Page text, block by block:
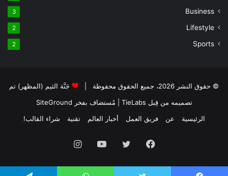
Business
3
Lifestyle
2
Sports
2
© حقوق النشر 2026، جميع الحقوق محفوظة |
جَنَّة الثيم (المظهر) تم
تصميمه من قِبل TieLabs
| مُستضاف بفخر SiteGround
الرئيسية
عن فريق العمل أخبار العالم تقنية شراء القالب!
فيسبوك تويتر يوتيوب